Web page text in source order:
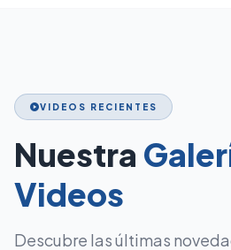
play_circleVIDEOS RECIENTES
Nuestra
Videos
Descubre las últimas